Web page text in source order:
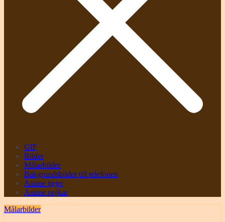
GIF
Bilder
Målarbilder
Bakgrundsbilder till telefonen
Anime tjejer
Anime pojkar
Målarbilder